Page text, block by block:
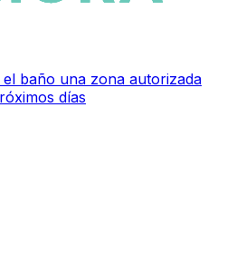
el baño una zona autorizada
días